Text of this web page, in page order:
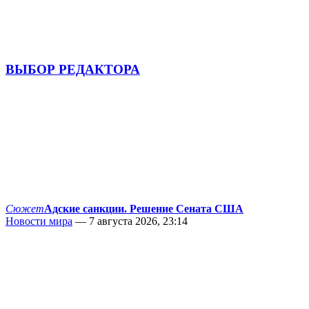
ВЫБОР РЕДАКТОРА
СюжетАдские санкции. Решение Сената США
Новости мира — 7 августа 2026, 23:14